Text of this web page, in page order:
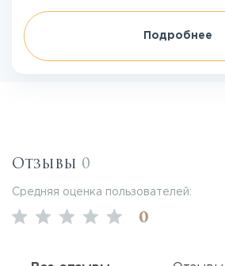
Подробнее
Отзывы 0
Средняя оценка пользователей:
0